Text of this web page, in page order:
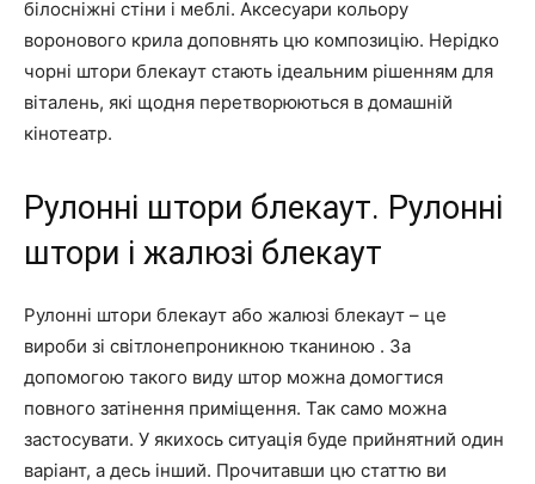
білосніжні стіни і меблі. Аксесуари кольору
воронового крила доповнять цю композицію. Нерідко
чорні штори блекаут стають ідеальним рішенням для
віталень, які щодня перетворюються в домашній
кінотеатр.
Рулонні штори блекаут. Рулонні
штори і жалюзі блекаут
Рулонні штори блекаут або жалюзі блекаут – це
вироби зі світлонепроникною тканиною . За
допомогою такого виду штор можна домогтися
повного затінення приміщення. Так само можна
застосувати. У якихось ситуація буде прийнятний один
варіант, а десь інший. Прочитавши цю статтю ви